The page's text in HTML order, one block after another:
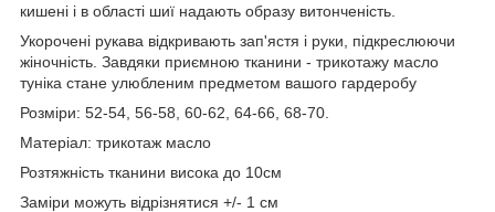
кишені і в області шиї надають образу витонченість.
Укорочені рукава відкривають зап'ястя і руки, підкреслюючи
жіночність. Завдяки приємною тканини - трикотажу масло
туніка стане улюбленим предметом вашого гардеробу
Розміри: 52-54, 56-58, 60-62, 64-66, 68-70.
Матеріал: трикотаж масло
Розтяжність тканини висока до 10см
Заміри можуть відрізнятися +/- 1 см